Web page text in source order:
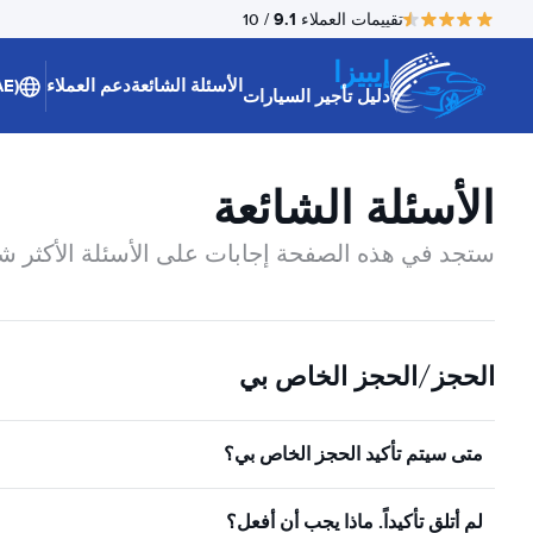
تقييمات العملاء 9.1
/ 10
إيبيزا
دليل تأجير السياراتالأسئلة الشائعةدعم العملاء (AE)
الأسئلة الشائعة
ستجد في هذه الصفحة إجابات على الأسئلة الأكثر
الحجز/الحجز الخاص بي
متى سيتم تأكيد الحجز الخاص بي؟
لم أتلق تأكيداً. ماذا يجب أن أفعل؟